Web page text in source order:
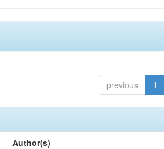
previous 1
Author(s)